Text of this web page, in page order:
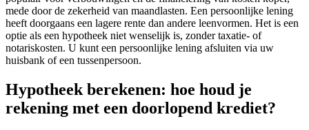
mede door de zekerheid van maandlasten. Een persoonlijke lening
heeft doorgaans een lagere rente dan andere leenvormen. Het is een
optie als een hypotheek niet wenselijk is, zonder taxatie- of
notariskosten. U kunt een persoonlijke lening afsluiten via uw
huisbank of een tussenpersoon.
Hypotheek berekenen: hoe houd je
rekening met een doorlopend krediet?